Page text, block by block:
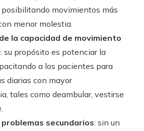
movimientos más
menor molestia.
la capacidad de movimiento
: su propósito es potenciar la
a los pacientes para
diarias con mayor
tales como deambular, vestirse
secundarios: sin un